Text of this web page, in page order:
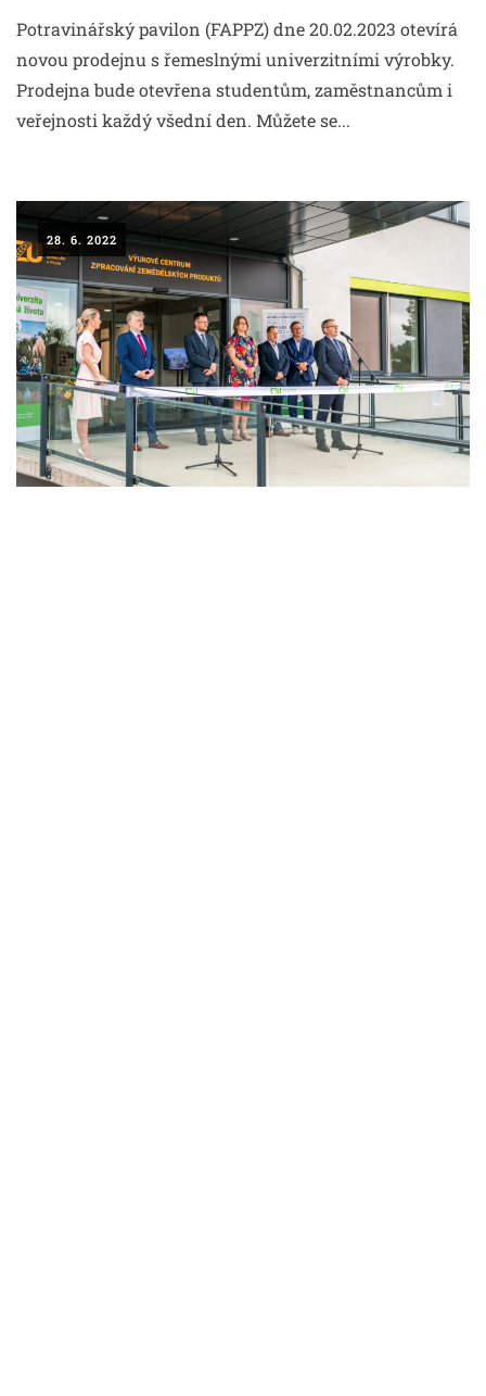
Potravinářský pavilon (FAPPZ) dne 20.02.2023 otevírá
novou prodejnu s řemeslnými univerzitními výrobky.
Prodejna bude otevřena studentům, zaměstnancům i
veřejnosti každý všední den. Můžete se...
28. 6. 2022